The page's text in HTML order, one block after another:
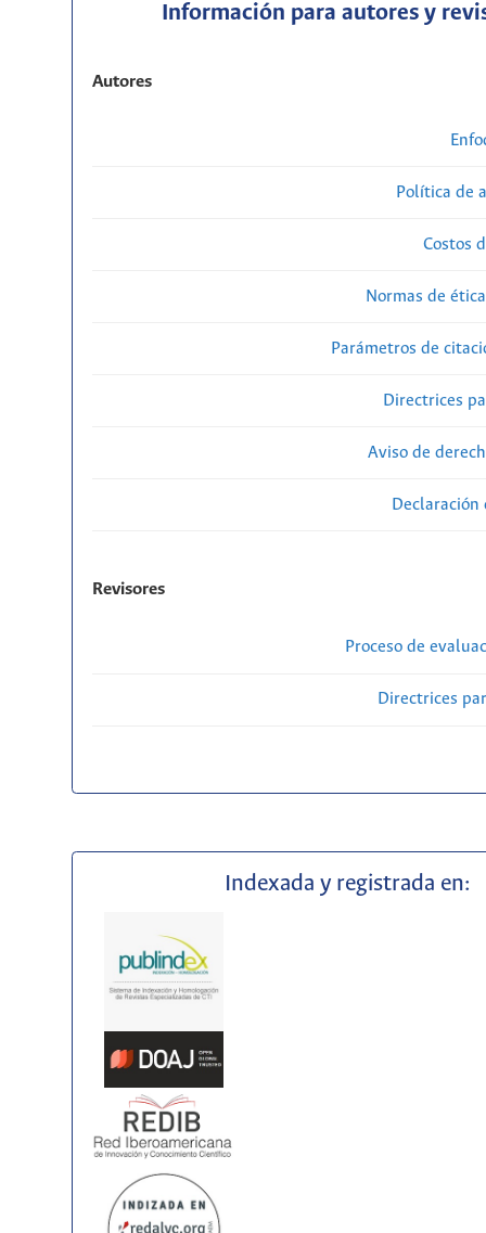
Información para autores y
Autores
Política de
Costos
Normas de
Parámetros de
Directrices
Aviso de
Revisores
Proceso de
Directrices
Indexada y registrada en: